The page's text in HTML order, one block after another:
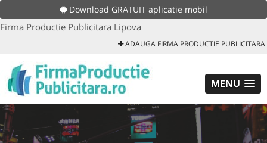
Download GRATUIT aplicatie mobil
Firma Productie Publicitara Lipova
ADAUGA FIRMA PRODUCTIE PUBLICITARA
MENU